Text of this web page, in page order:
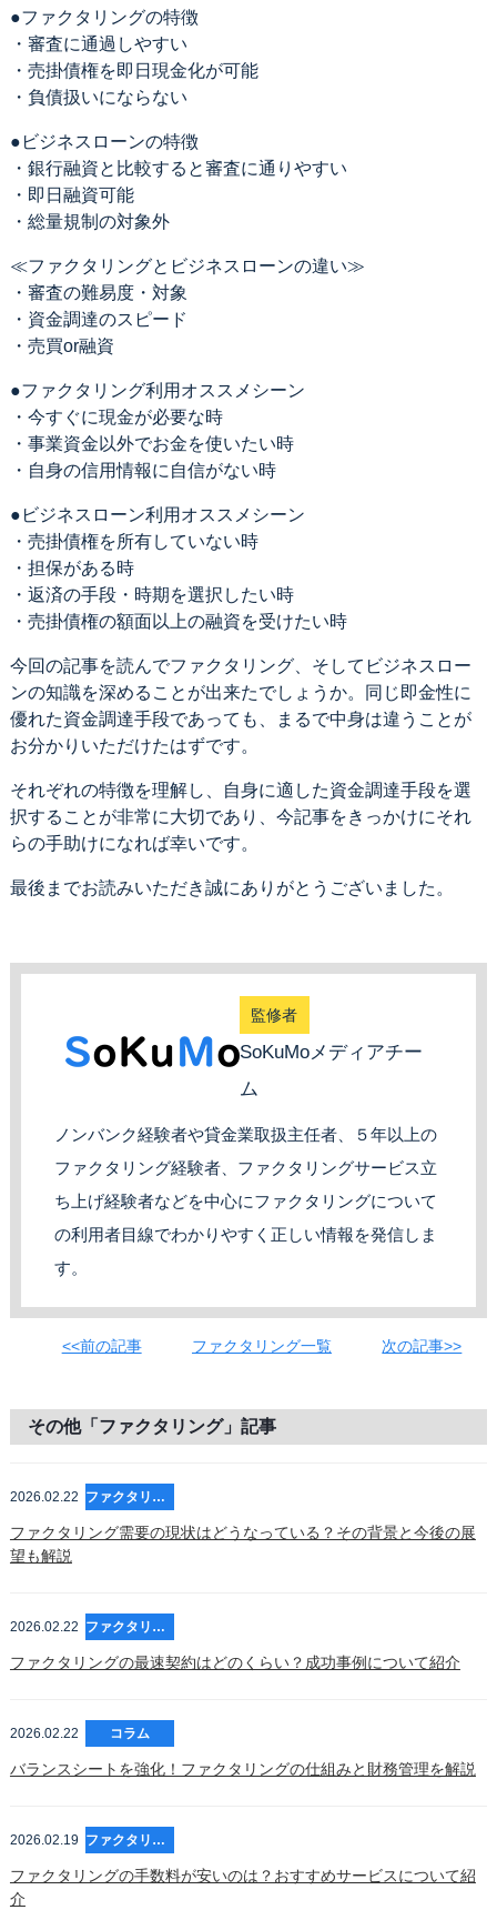
●ファクタリングの特徴
・審査に通過しやすい
・売掛債権を即日現金化が可能
・負債扱いにならない
●ビジネスローンの特徴
・銀行融資と比較すると審査に通りやすい
・即日融資可能
・総量規制の対象外
≪ファクタリングとビジネスローンの違い≫
・審査の難易度・対象
・資金調達のスピード
・売買or融資
●ファクタリング利用オススメシーン
・今すぐに現金が必要な時
・事業資金以外でお金を使いたい時
・自身の信用情報に自信がない時
●ビジネスローン利用オススメシーン
・売掛債権を所有していない時
・担保がある時
・返済の手段・時期を選択したい時
・売掛債権の額面以上の融資を受けたい時
今回の記事を読んでファクタリング、そしてビジネスロー
ンの知識を深めることが出来たでしょうか。同じ即金性に
優れた資金調達手段であっても、まるで中身は違うことが
お分かりいただけたはずです。
それぞれの特徴を理解し、自身に適した資金調達手段を選
択することが非常に大切であり、今記事をきっかけにそれ
らの手助けになれば幸いです。
最後までお読みいただき誠にありがとうございました。
監修者
SoKuMoメディアチー
ム
ノンバンク経験者や貸金業取扱主任者、５年以上の
ファクタリング経験者、ファクタリングサービス立
ち上げ経験者などを中心にファクタリングについて
の利用者目線でわかりやすく正しい情報を発信しま
す。
<<前の記事 ファクタリング一覧 次の記事>>
その他「ファクタリング」記事
2026.02.22 ファクタリング
ファクタリング需要の現状はどうなっている？その背景と今後の展
望も解説
2026.02.22 ファクタリング
ファクタリングの最速契約はどのくらい？成功事例について紹介
2026.02.22 コラム
バランスシートを強化！ファクタリングの仕組みと財務管理を解説
2026.02.19 ファクタリング
ファクタリングの手数料が安いのは？おすすめサービスについて紹
介